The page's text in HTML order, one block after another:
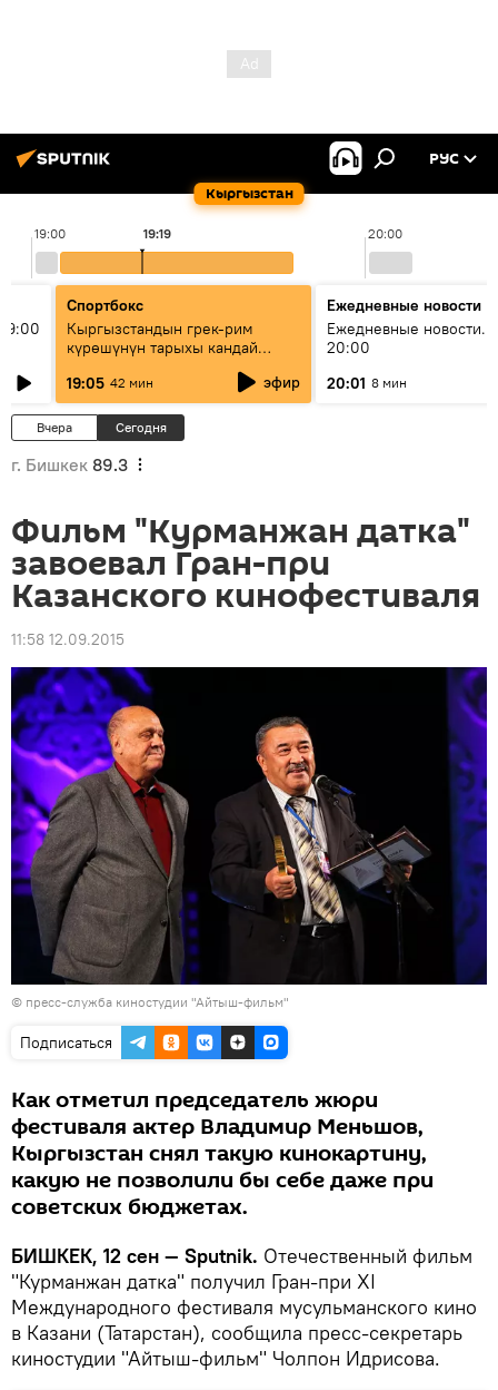
Кыргызстан
РУС
19:00 20:00
19:19
Спортбокс
Кыргызстандын грек-рим
күрөшүнүн тарыхы кандай
19:05 42 мин эфир
Ежедневные новости
Ежедневные новости.
20:00
20:01 8 мин
Вчера Сегодня
г. Бишкек 89.3
Фильм "Курманжан датка"
завоевал Гран-при
Казанского кинофестиваля
11:58 12.09.2015
© пресс-служба киностудии "Айтыш-фильм"
Подписаться
Как отметил председатель жюри
фестиваля актер Владимир Меньшов,
Кыргызстан снял такую кинокартину,
какую не позволили бы себе даже при
советских бюджетах.
БИШКЕК, 12 сен — Sputnik. Отечественный фильм
"Курманжан датка" получил Гран-при XI
Международного фестиваля мусульманского кино
в Казани (Татарстан), сообщила пресс-секретарь
киностудии "Айтыш-фильм" Чолпон Идрисова.